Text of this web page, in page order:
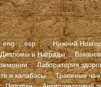
eng.esp..Нижний
Дипломы и Награды.
.Лаборатория
и калабасы.Травяные чаи